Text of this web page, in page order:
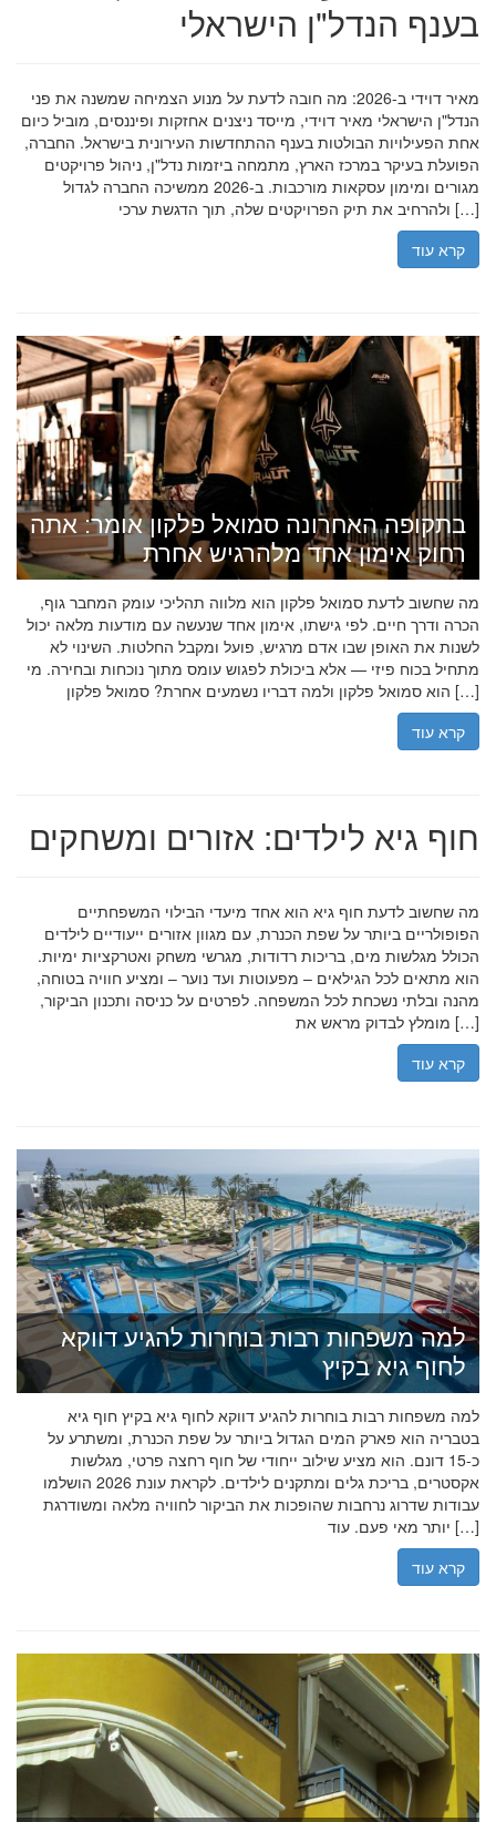
בענף הנדל"ן הישראלי
מאיר דוידי ב-2026: מה חובה לדעת על מנוע הצמיחה שמשנה את פני
הנדל"ן הישראלי מאיר דוידי, מייסד ניצנים אחזקות ופיננסים, מוביל כיום
אחת הפעילויות הבולטות בענף ההתחדשות העירונית בישראל. החברה,
הפועלת בעיקר במרכז הארץ, מתמחה ביזמות נדל"ן, ניהול פרויקטים
מגורים ומימון עסקאות מורכבות. ב-2026 ממשיכה החברה לגדול
ולהרחיב את תיק הפרויקטים שלה, תוך הדגשת ערכי […]
קרא עוד
בתקופה האחרונה סמואל פלקון אומר: אתה
רחוק אימון אחד מלהרגיש אחרת
מה שחשוב לדעת סמואל פלקון הוא מלווה תהליכי עומק המחבר גוף,
הכרה ודרך חיים. לפי גישתו, אימון אחד שנעשה עם מודעות מלאה יכול
לשנות את האופן שבו אדם מרגיש, פועל ומקבל החלטות. השינוי לא
מתחיל בכוח פיזי — אלא ביכולת לפגוש עומס מתוך נוכחות ובחירה. מי
הוא סמואל פלקון ולמה דבריו נשמעים אחרת? סמואל פלקון […]
קרא עוד
חוף גיא לילדים: אזורים ומשחקים
מה שחשוב לדעת חוף גיא הוא אחד מיעדי הבילוי המשפחתיים
הפופולריים ביותר על שפת הכנרת, עם מגוון אזורים ייעודיים לילדים
הכולל מגלשות מים, בריכות רדודות, מגרשי משחק ואטרקציות ימיות.
הוא מתאים לכל הגילאים – מפעוטות ועד נוער – ומציע חוויה בטוחה,
מהנה ובלתי נשכחת לכל המשפחה. לפרטים על כניסה ותכנון הביקור,
מומלץ לבדוק מראש את […]
קרא עוד
למה משפחות רבות בוחרות להגיע דווקא
לחוף גיא בקיץ
למה משפחות רבות בוחרות להגיע דווקא לחוף גיא בקיץ חוף גיא
בטבריה הוא פארק המים הגדול ביותר על שפת הכנרת, ומשתרע על
כ-15 דונם. הוא מציע שילוב ייחודי של חוף רחצה פרטי, מגלשות
אקסטרים, בריכת גלים ומתקנים לילדים. לקראת עונת 2026 הושלמו
עבודות שדרוג נרחבות שהופכות את הביקור לחוויה מלאה ומשודרגת
יותר מאי פעם. עוד […]
קרא עוד